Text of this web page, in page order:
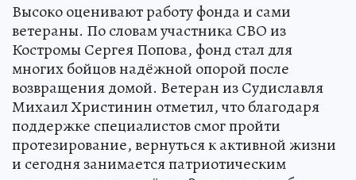
Высоко оценивают работу фонда и сами
ветераны. По словам участника СВО из
Костромы Сергея Попова, фонд стал для
многих бойцов надёжной опорой после
возвращения домой. Ветеран из Судиславля
Михаил Христинин отметил, что благодаря
поддержке специалистов смог пройти
протезирование, вернуться к активной жизни
и сегодня занимается патриотическим